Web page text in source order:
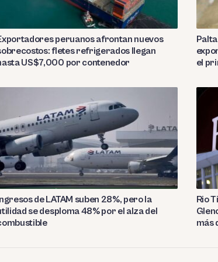
peruanos afrontan nuevos
fletes refrigerados llegan
US$7,000 por contenedor
el
de LATAM suben 28%, pero la
se desploma 48% por el alza del
Rio
más